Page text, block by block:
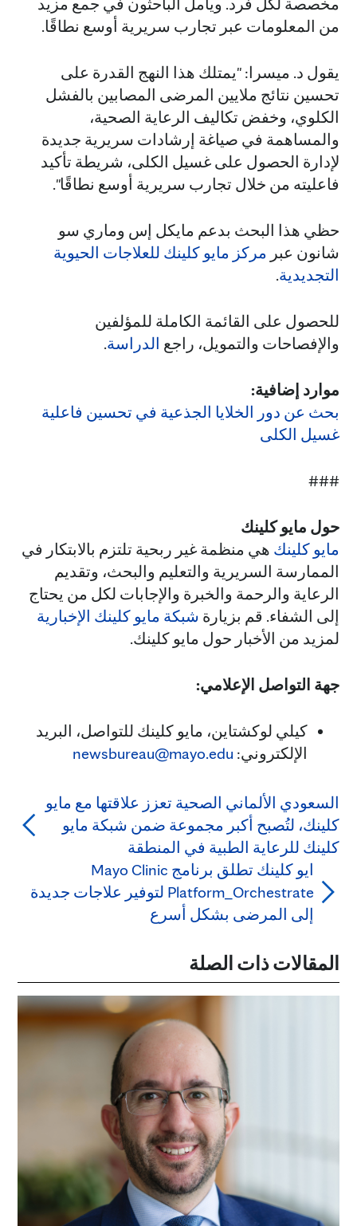
مخصصة لكل فرد. ويأمل الباحثون في جمع مزيد
من المعلومات عبر تجارب سريرية أوسع نطاقًا.
يقول د. ميسرا: "يمتلك هذا النهج القدرة على
تحسين نتائج ملايين المرضى المصابين بالفشل
الكلوي، وخفض تكاليف الرعاية الصحية،
والمساهمة في صياغة إرشادات سريرية جديدة
لإدارة الحصول على غسيل الكلى، شريطة تأكيد
فاعليته من خلال تجارب سريرية أوسع نطاقًا".
حظي هذا البحث بدعم مايكل إس وماري سو
شانون عبر مركز مايو كلينك للعلاجات الحيوية
التجديدية.
للحصول على القائمة الكاملة للمؤلفين
والإفصاحات والتمويل، راجع الدراسة.
موارد إضافية:
بحث عن دور الخلايا الجذعية في تحسين فاعلية
غسيل الكلى
###
حول مايو كلينك
مايو كلينك هي منظمة غير ربحية تلتزم بالابتكار في
الممارسة السريرية والتعليم والبحث، وتقديم
الرعاية والرحمة والخبرة والإجابات لكل من يحتاج
إلى الشفاء. قم بزيارة شبكة مايو كلينك الإخبارية
لمزيد من الأخبار حول مايو كلينك.
جهة التواصل الإعلامي:
كيلي لوكشتاين، مايو كلينك للتواصل، البريد
الإلكتروني: newsbureau@mayo.edu
السعودي الألماني الصحية تعزز علاقتها مع مايو
كلينك، لتُصبح أكبر مجموعة ضمن شبكة مايو
كلينك للرعاية الطبية في المنطقة
ايو كلينك تطلق برنامج Mayo Clinic
Platform_Orchestrate لتوفير علاجات جديدة
إلى المرضى بشكل أسرع
المقالات ذات الصلة